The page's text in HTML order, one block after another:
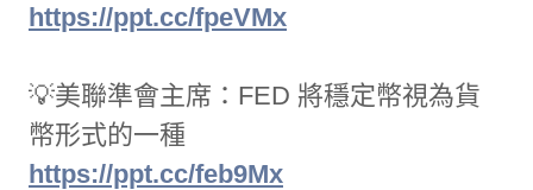
https://ppt.cc/fpeVMx
💡美聯準會主席：FED 將穩定幣視為貨
幣形式的一種
https://ppt.cc/feb9Mx